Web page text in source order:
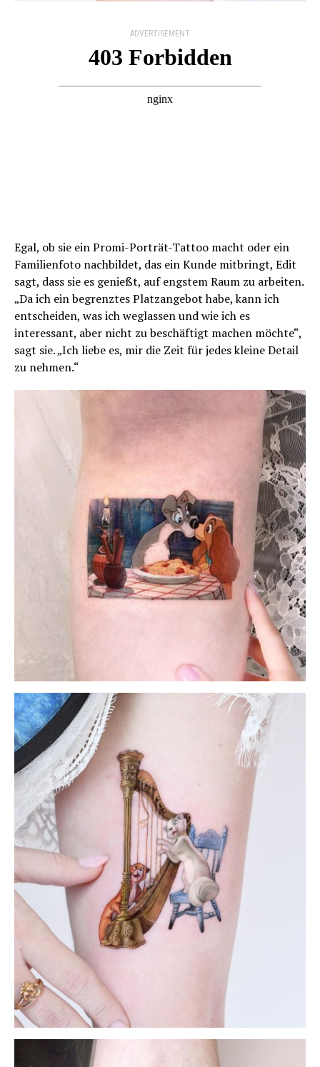
ADVERTISEMENT
Egal, ob sie ein Promi-Porträt-Tattoo macht oder ein
Familienfoto nachbildet, das ein Kunde mitbringt, Edit
sagt, dass sie es genießt, auf engstem Raum zu arbeiten.
„Da ich ein begrenztes Platzangebot habe, kann ich
entscheiden, was ich weglassen und wie ich es
interessant, aber nicht zu beschäftigt machen möchte“,
sagt sie. „Ich liebe es, mir die Zeit für jedes kleine Detail
zu nehmen.“